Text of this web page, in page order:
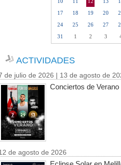
10
11 12 13
17
18 19 20
24
25 26 27
31
1 2 3
ACTIVIDADES
de julio de 2026 | 13 de agosto de
Conciertos de Verano
de agosto de 2026